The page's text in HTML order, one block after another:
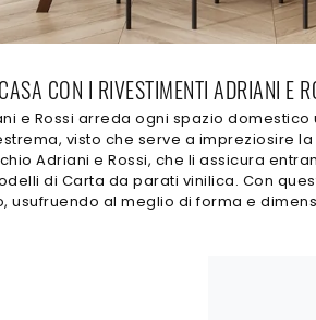
CON I RIVESTIMENTI ADRIANI E
e Rossi arreda ogni spazio
visto che serve a impreziosire
Adriani e Rossi, che li assicura
di Carta da parati vinilica. Con
usufruendo al meglio di forma e